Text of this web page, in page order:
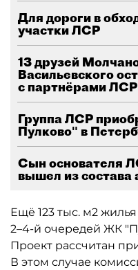
Для дороги в
участки ЛСР
13 друзей
Васильевского
с партнёрами ЛСР
Группа ЛСР
Пулково" в
Сын основателя
вышел из состава
Ещё 123 тыс. м2
2–4-й очередей ЖК
Проект рассчитан
В этом случае